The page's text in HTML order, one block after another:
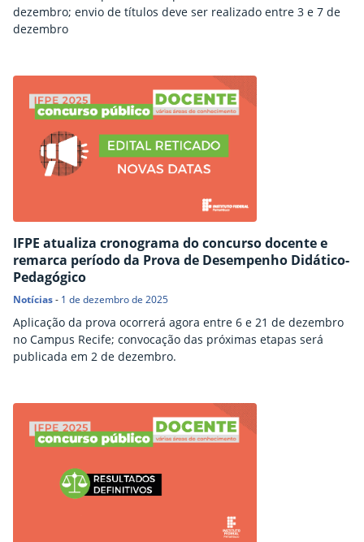
dezembro; envio de títulos deve ser realizado entre 3 e 7 de
dezembro
IFPE atualiza cronograma do concurso docente e
remarca período da Prova de Desempenho Didático-
Pedagógico
Notícias- 1 de dezembro de 2025
Aplicação da prova ocorrerá agora entre 6 e 21 de dezembro
no Campus Recife; convocação das próximas etapas será
publicada em 2 de dezembro.